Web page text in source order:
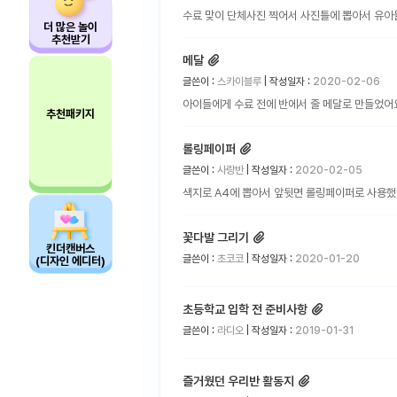
더 많은 놀이
추천받기
추천패키지
킨더캔버스
(디자인 에디터)
수료 맞이 단체사진 찍어서 사진틀에 뽑아서 유
메달
글쓴이 : 스카이블루 | 작성일자 : 2020-02-06
아이들에게 수료 전에 반에서 줄 메달로 만들었어
롤링페이퍼
글쓴이 : 사랑반| 작성일자 : 2020-02-05
색지로 A4에 뽑아서 앞뒷면 롤링페이퍼로 사용
꽃다발 그리기
글쓴이 : 초코코 | 작성일자 : 2020-01-20
초등학교 입학 전 준비사항
글쓴이 : 라디오 | 작성일자 : 2019-01-31
즐거웠던 우리반 활동지